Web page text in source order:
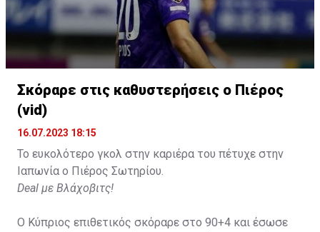
Σκόραρε στις καθυστερήσεις ο Πιέρος
(vid)
16.07.2023 18:15
Το ευκολότερο γκολ στην καριέρα του πέτυχε στην
Ιαπωνία ο Πιέρος Σωτηρίου.
Deal με Βλάχοβιτς!
Ο Κύπριος επιθετικός σκόραρε στο 90+4 και έσωσε